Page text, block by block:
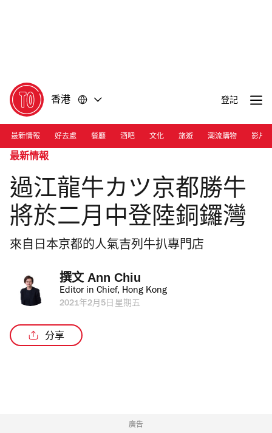
香港 登記
最新情報 好去處 餐廳 酒吧 文化 旅遊 潮流購物 影片
最新情報
過江龍牛カツ京都勝牛
將於二月中登陸銅鑼灣
來自日本京都的人氣吉列牛扒專門店
撰文 Ann Chiu
Editor in Chief, Hong Kong
2021年2月5日星期五
分享
廣告